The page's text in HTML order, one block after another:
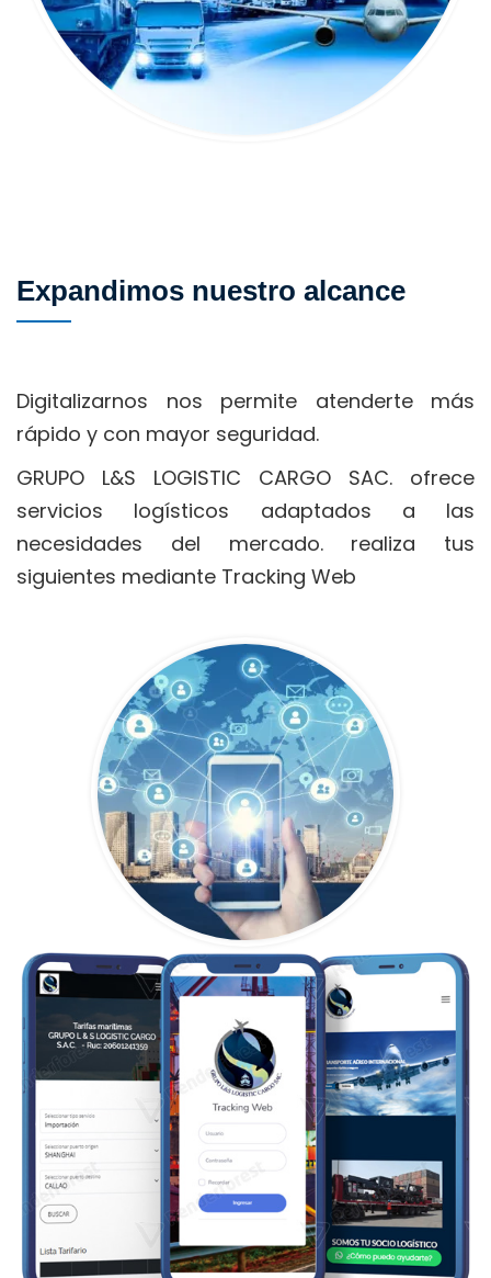
Expandimos nuestro alcance
Digitalizarnos nos permite atenderte más
rápido y con mayor seguridad.
GRUPO L&S LOGISTIC CARGO SAC. ofrece
ervicios logísticos adaptados a las
necesidades del mercado. realiza tus
iguientes mediante Tracking Web